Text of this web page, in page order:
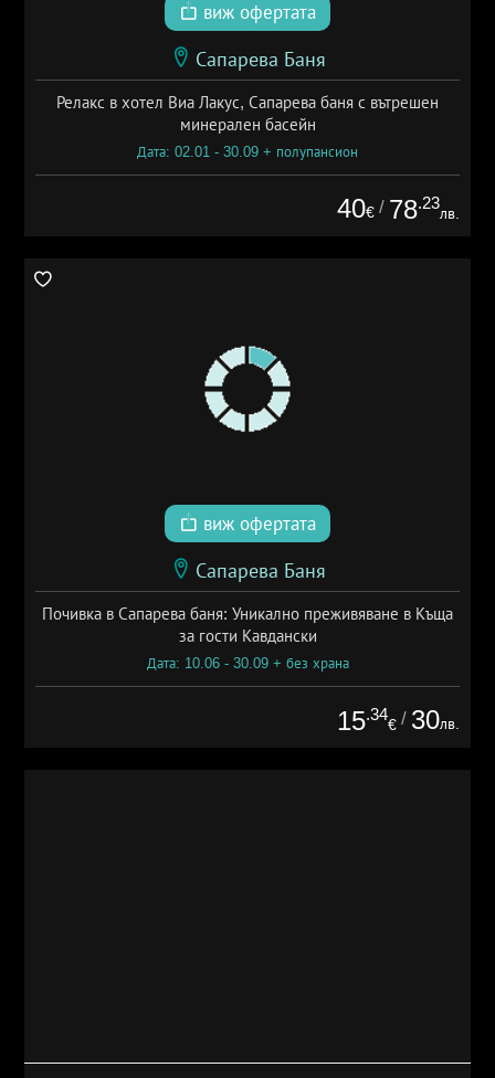
виж офертата
Сапарева Баня
Релакс в хотел Виа Лакус, Сапарева баня с вътрешен
минерален басейн
Дата: 02.01 - 30.09 + полупансион
40€ / 78.23
лв.
виж офертата
Сапарева Баня
Почивка в Сапарева баня: Уникално преживяване в Къща
за гости Кавдански
Дата: 10.06 - 30.09 + без храна
15.34
€ / 30лв.